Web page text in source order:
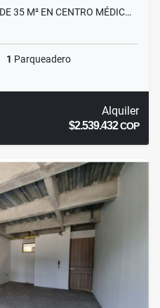
35 M² EN CENTRO MÉDIC…
1 Parqueadero
Alquiler
$2.539.432COP